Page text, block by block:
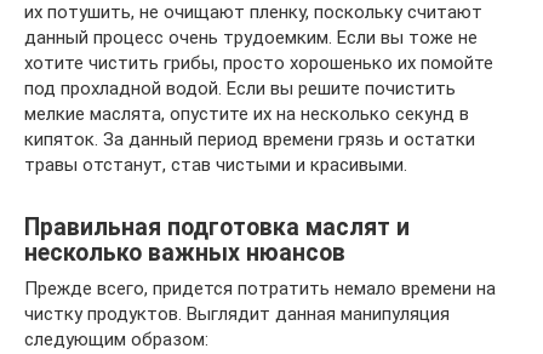
их потушить, не очищают пленку, поскольку считают
данный процесс очень трудоемким. Если вы тоже не
хотите чистить грибы, просто хорошенько их помойте
под прохладной водой. Если вы решите почистить
мелкие маслята, опустите их на несколько секунд в
кипяток. За данный период времени грязь и остатки
травы отстанут, став чистыми и красивыми.
Правильная подготовка маслят и
несколько важных нюансов
Прежде всего, придется потратить немало времени на
чистку продуктов. Выглядит данная манипуляция
следующим образом: